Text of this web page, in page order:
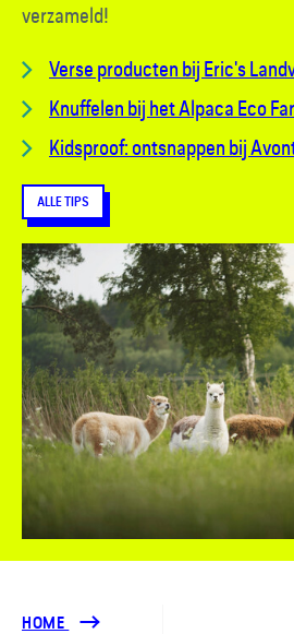
verzameld!
Verse producten bij Eric's
Knuffelen bij het Alpaca Eco
Kidsproof: ontsnappen bij
ALLE TIPS
HOME